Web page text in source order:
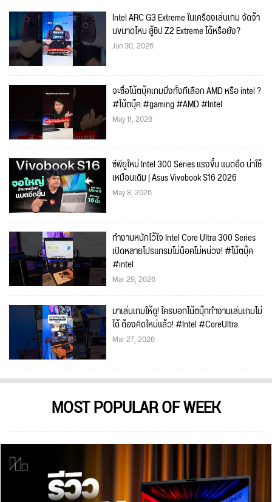
Intel ARC G3 Extreme ในเครื่องเล่นเกม จัดจ้า
นขนาดไหน สู้ชิป Z2 Extreme ได้หรือยัง?
Jun 30, 2026
จะซื้อโน้ตบุ๊คเกมมิ่งทั้งทีเลือก AMD หรือ intel ?
#โน้ตบุ๊ค #gaming #AMD #Intel
May 11, 2026
ซีพียูใหม่ Intel 300 Series แรงขึ้น แบตอึด น่าใช้
เหมือนเดิม | Asus Vivobook S16 2026
May 8, 2026
ทำงานหนักไว้ใจ Intel Core Ultra 300 Series
เปิดหลายโปรแกรมไม่น็อคไม่หน่วง! #โน้ตบุ๊ค
#intel
Mar 29, 2026
มาเล่นเกมให้ดู! ใครบอกโน้ตบุ๊กทำงานเล่นเกมไม่
ได้ ต้องคิดใหม่แล้ว! #Intel #CoreUltra
Mar 27, 2026
MOST POPULAR OF WEEK